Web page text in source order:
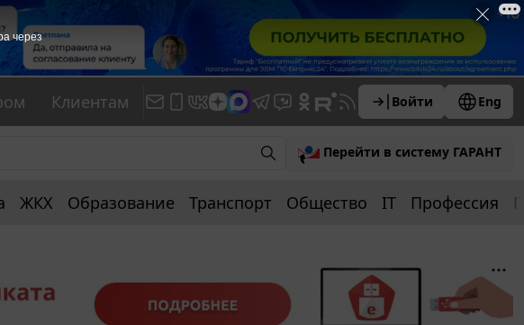
Клиентам Войти Eng
Перейти в систему ГАРАНТ
ЖКХ Образование Транспорт Общество IT Профессия
через